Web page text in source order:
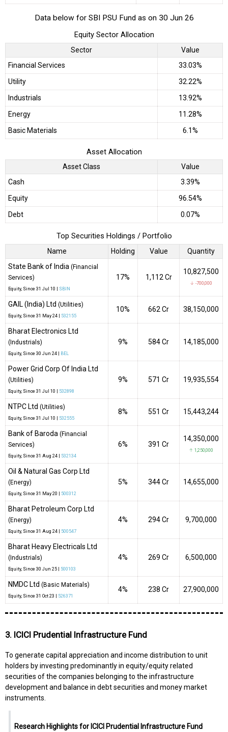
Data below for SBI PSU Fund as on 30 Jun 26
Equity Sector Allocation
Sector
Value
Financial Services
33.03%
Utility
32.22%
Industrials
13.92%
Energy
11.28%
Basic Materials
6.1%
Asset Allocation
Asset Class
Value
Cash
3.39%
Equity
96.54%
Debt
0.07%
Top Securities Holdings / Portfolio
Name Holding Value
Quantity
State Bank of India (Financial
Services)
Equity , Since 31 Jul 10 | SBIN
17% ₹1,112 Cr
10,827,500
↓ -700,000
GAIL (India) Ltd (Utilities)
Equity , Since 31 May 24 | 532155
10% ₹662 Cr 38,150,000
Bharat Electronics Ltd
(Industrials)
Equity , Since 30 Jun 24 | BEL
9% ₹584 Cr 14,185,000
Power Grid Corp Of India Ltd
(Utilities)
Equity , Since 31 Jul 10 | 532898
9% ₹571 Cr 19,935,554
NTPC Ltd (Utilities)
Equity , Since 31 Jul 10 | 532555
8% ₹551 Cr 15,443,244
Bank of Baroda (Financial
Services)
Equity , Since 31 Aug 24 | 532134
6% ₹391 Cr
14,350,000
↑ 1,250,000
Oil & Natural Gas Corp Ltd
(Energy)
Equity , Since 31 May 20 | 500312
5% ₹344 Cr 14,655,000
Bharat Petroleum Corp Ltd
(Energy)
Equity , Since 31 Aug 24 | 500547
4% ₹294 Cr 9,700,000
Bharat Heavy Electricals Ltd
(Industrials)
Equity , Since 30 Jun 25 | 500103
4% ₹269 Cr 6,500,000
NMDC Ltd (Basic Materials)
Equity , Since 31 Oct 23 | 526371
4% ₹238 Cr 27,900,000
3. ICICI Prudential Infrastructure Fund
To generate capital appreciation and income distribution to unit
holders by investing predominantly in equity/equity related
securities of the companies belonging to the infrastructure
development and balance in debt securities and money market
instruments.
Research Highlights for ICICI Prudential Infrastructure Fund